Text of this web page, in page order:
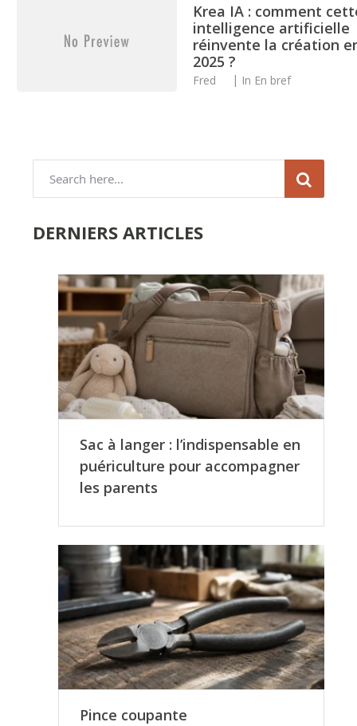
Krea IA : comment
intelligence artificielle
réinvente la création
2025 ?
Fred In En bref
DERNIERS ARTICLES
Sac à langer : l’indispensable en
puériculture pour accompagner
les parents
Pince coupante